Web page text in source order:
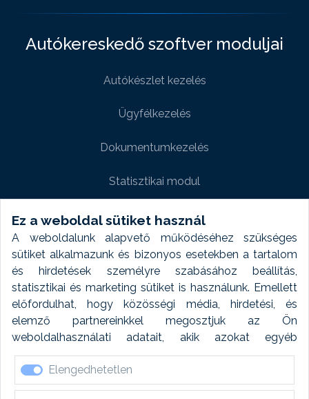
Ez a weboldal sütiket használ
A weboldalunk alapvető működéséhez szükséges
sütiket alkalmazunk és bizonyos esetekben a tartalom
és hirdetések személyre szabásához beállítás,
statisztikai és marketing sütiket is használunk. Emellett
előfordulhat, hogy közösségi média, hirdetési, és
elemző partnereinkkel megosztjuk az Ön
weboldalhasználati adatait, akik azokat egyéb
forrásokból gyűjtött adatokkal kombinálhatják. A sütik
elfogadásával kapcsolatosan naplózást végzünk és
ezen adatokat 6 hónap után automatikusan töröljük. A
Elengedhetetlen
Autókereskedő szoftver moduljai
Autókészlet kezelés
Ügyfélkezelés
Dokumentumkezelés
Statisztikai modul
Weboldal modul
Fényképtár extra modul
Autómosó modul
Feladatütemezés